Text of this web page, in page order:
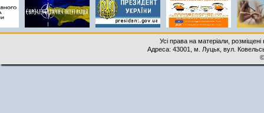
Усі права на матеріали,
Адреса: 43001, м. Луцьк, вул.